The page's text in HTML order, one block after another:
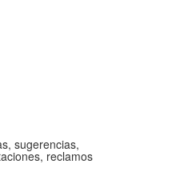
sugerencias,
reclamos